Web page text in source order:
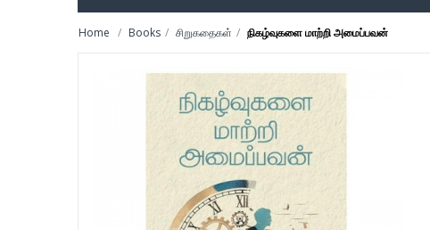
Home Books சிறுகதைகள் நிகழ்வுகளை மாற்றி அமைப்பவன்